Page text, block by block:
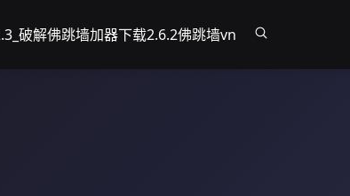
破解佛跳墙加器下载2.6.2佛跳墙vn